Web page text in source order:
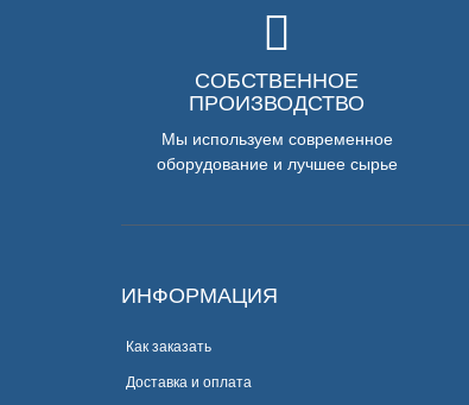
СОБСТВЕННОЕ
ПРОИЗВОДСТВО
Мы используем современное
оборудование и лучшее сырье
ИНФОРМАЦИЯ
Как заказать
Доставка и оплата